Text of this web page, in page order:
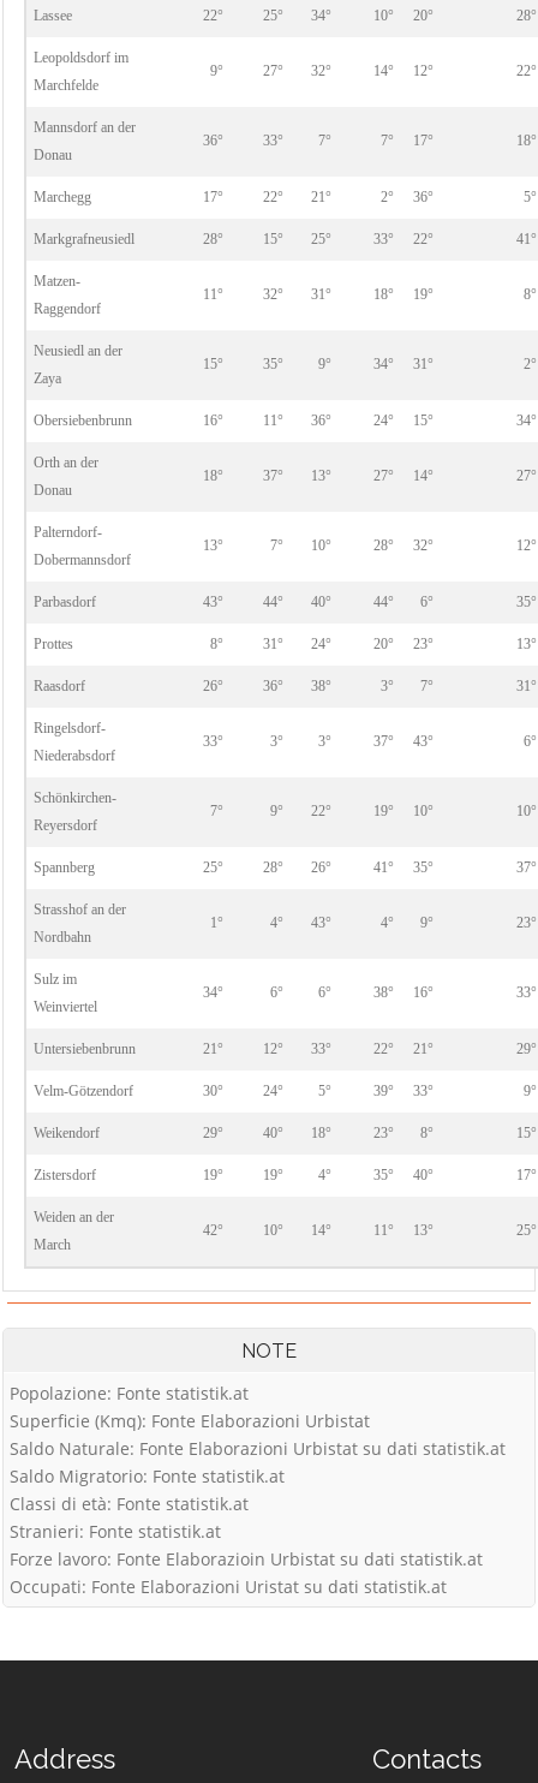
Lassee 22° 25° 34° 10° 20° 28°
Leopoldsdorf im
Marchfelde
9° 27° 32° 14° 12° 22°
Mannsdorf an der
Donau
36° 33° 7° 7° 17° 18°
Marchegg 17° 22° 21° 2° 36° 5°
Markgrafneusiedl 28° 15° 25° 33° 22° 41°
Matzen-
Raggendorf
11° 32° 31° 18° 19° 8°
Neusiedl an der
Zaya
15° 35° 9° 34° 31° 2°
Obersiebenbrunn 16° 11° 36° 24° 15° 34°
Orth an der
Donau
18° 37° 13° 27° 14° 27°
Palterndorf-
Dobermannsdorf
13° 7° 10° 28° 32° 12°
Parbasdorf 43° 44° 40° 44° 6° 35°
Prottes 8° 31° 24° 20° 23° 13°
Raasdorf 26° 36° 38° 3° 7° 31°
Ringelsdorf-
Niederabsdorf
33° 3° 3° 37° 43° 6°
Schönkirchen-
Reyersdorf
7° 9° 22° 19° 10° 10°
Spannberg 25° 28° 26° 41° 35° 37°
Strasshof an der
Nordbahn
1° 4° 43° 4° 9° 23°
Sulz im
Weinviertel
34° 6° 6° 38° 16° 33°
Untersiebenbrunn 21° 12° 33° 22° 21° 29°
Velm-Götzendorf 30° 24° 5° 39° 33° 9°
Weikendorf 29° 40° 18° 23° 8° 15°
Zistersdorf 19° 19° 4° 35° 40° 17°
Weiden an der
March
42° 10° 14° 11° 13° 25°
NOTE
Popolazione: Fonte statistik.at
Superficie (Kmq): Fonte Elaborazioni Urbistat
Saldo Naturale: Fonte Elaborazioni Urbistat su dati statistik.at
Saldo Migratorio: Fonte statistik.at
Classi di età: Fonte statistik.at
Stranieri: Fonte statistik.at
Forze lavoro: Fonte Elaborazioin Urbistat su dati statistik.at
Occupati: Fonte Elaborazioni Uristat su dati statistik.at
Address Contacts